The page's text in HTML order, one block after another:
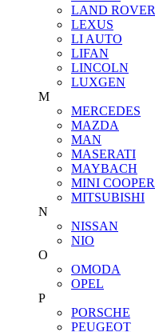
LAND ROVER
LEXUS
LI AUTO
LIFAN
LINCOLN
LUXGEN
M
MERCEDES
MAZDA
MAN
MASERATI
MAYBACH
MINI COOPER
MITSUBISHI
N
NISSAN
NIO
O
OMODA
OPEL
P
PORSCHE
PEUGEOT